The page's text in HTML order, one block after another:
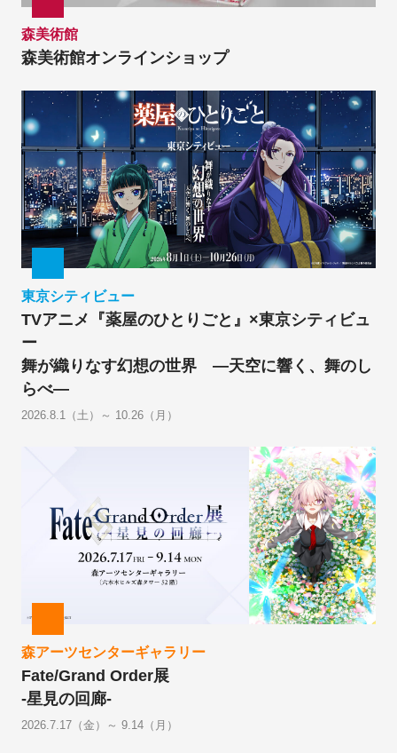
森美術館
森美術館オンラインショップ
東京シティビュー
TVアニメ『薬屋のひとりごと』×東京シティビュ
ー
舞が織りなす幻想の世界 ―天空に響く、舞のし
らべ―
2026.8.1（土）～ 10.26（月）
森アーツセンターギャラリー
Fate/Grand Order展
-星見の回廊-
2026.7.17（金）～ 9.14（月）